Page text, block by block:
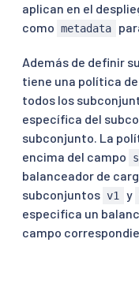
aplican en el
como metadata
Además de definir
tiene una política
todos los
específica del
subconjunto. La
encima del campo
balanceador de
subconjuntos v1 y
especifica un
campo